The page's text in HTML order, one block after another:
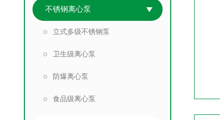
不锈钢离心泵
立式多级不锈钢泵
卫生级离心泵
防爆离心泵
食品级离心泵